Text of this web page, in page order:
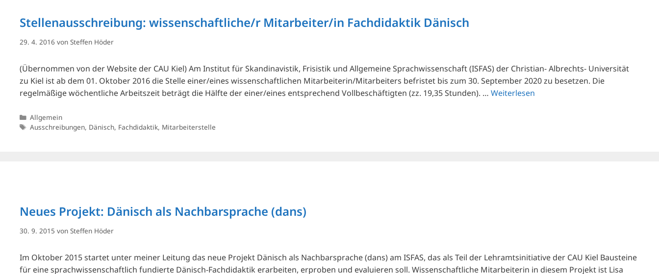
Stellenausschreibung: wissenschaftliche/r Mitarbeiter/in Fachdidaktik Dänisch
29. 4. 2016 von Steffen Höder
(Übernommen von der Website der CAU Kiel) Am Institut für Skandinavistik, Frisistik und Allgemeine Sprachwissenschaft (ISFAS) der Christian- Albrechts- Universität
zu Kiel ist ab dem 01. Oktober 2016 die Stelle einer/eines wissenschaftlichen Mitarbeiterin/Mitarbeiters befristet bis zum 30. September 2020 zu besetzen. Die
regelmäßige wöchentliche Arbeitszeit beträgt die Hälfte der einer/eines entsprechend Vollbeschäftigten (zz. 19,35 Stunden). … Weiterlesen
Kategorien
Allgemein
Schlagwörter
Ausschreibungen, Dänisch, Fachdidaktik, Mitarbeiterstelle
Neues Projekt: Dänisch als Nachbarsprache (dans)
30. 9. 2015 von Steffen Höder
Im Oktober 2015 startet unter meiner Leitung das neue Projekt Dänisch als Nachbarsprache (dans) am ISFAS, das als Teil der Lehramtsinitiative der CAU Kiel Bausteine
für eine sprachwissenschaftlich fundierte Dänisch-Fachdidaktik erarbeiten, erproben und evaluieren soll. Wissenschaftliche Mitarbeiterin in diesem Projekt ist Lisa